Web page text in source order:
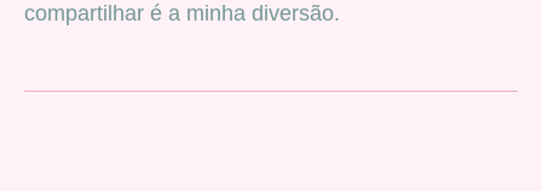
compartilhar é a minha diversão.